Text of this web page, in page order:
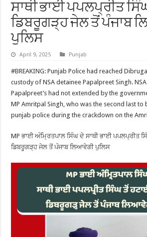
ਸਾਥੀ ਭਾਈ ਪਪਲਪ੍ਰੀਤ
ਡਿਬਰੂਗੜ੍ਹ ਜੇਲ ਤੋਂ ਪੰਜਾਬ
ਪੁਲਿਸ
April 9, 2025 Punjab
#BREAKING: Punjab Police had reached
custody of NSA detainee Papalpreet Singh.
Papalpreet’s had not extended by the
MP Amritpal Singh, who was the second last to
punjab police during the crackdown on the
MP ਭਾਈ ਅੰਮ੍ਰਿਤਪਾਲ ਸਿੰਘ ਦੇ ਸਾਥੀ ਭਾਈ ਪਪਲਪ੍ਰੀਤ
ਡਿਬਰੂਗੜ੍ਹ ਜੇਲ ਤੋਂ ਪੰਜਾਬ ਲਿਆਵੇਗੀ ਪੁਲਿਸ